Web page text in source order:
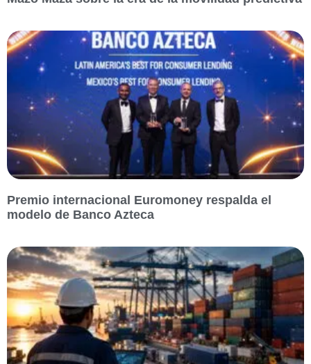
Premio internacional Euromoney respalda el
modelo de Banco Azteca